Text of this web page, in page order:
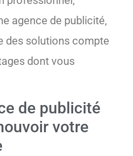
agence de publicité,
des solutions compte
dont vous
de publicité
votre